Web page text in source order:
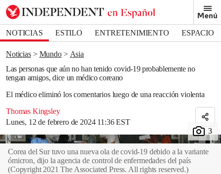
Menú
NOTICIAS ESTILO ENTRETENIMIENTO
ESPACIO
DEPORTES
Noticias Mundo
Asia
Las personas que aún no han tenido covid-19 probablemente no
tengan amigos, dice un médico coreano
El médico eliminó los comentarios luego de una reacción violenta
Thomas Kingsley
Lunes, 12 de febrero de 2024 11:36 EST
Bookmark popover
Removed from bookmarks
Close popover
Corea del Sur tuvo una nueva ola de covid-19 debido a la variante
ómicron, dijo la agencia de control de enfermedades del país
(Copyright 2021 The Associated Press. All rights reserved.)